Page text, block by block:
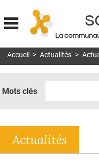
La
MON COMPTE
DOSSIERS
RÉSEAUX
Accueil > Actualités >
Mots clés
Actualités